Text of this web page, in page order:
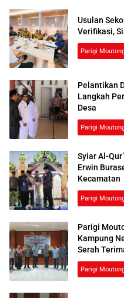
Usulan
Verifikasi,
Parigi
Pelantikan
Langkah
Desa
Parigi
Syiar Al-
Erwin
Kecamatan
Parigi
Parigi
Kampung
Serah
Parigi